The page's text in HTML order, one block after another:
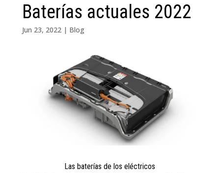
Baterías actuales 2022
Jun 23, 2022| Blog
Las baterías de los eléctricos